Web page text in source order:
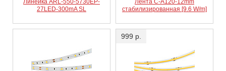
Линейка ARL-550-5730EP-
27LED-300mA SL
Лента C-A120-12mm
стабилизированная [9.6 W/m]
999 р.